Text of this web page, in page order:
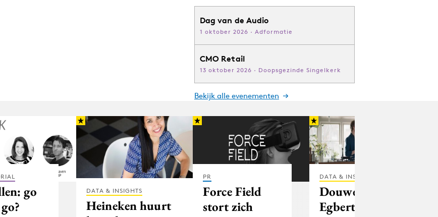
Dag van de Audio
1 oktober 2026 · Adformatie
CMO Retail
13 oktober 2026 · Doopsgezinde Singelkerk
Bekijk alle evenementen
go
DATA & INSIGHTS
Heineken huurt
PR
Force Field
stort zich
DATA & INSIGHTS
Douwe
Egberts